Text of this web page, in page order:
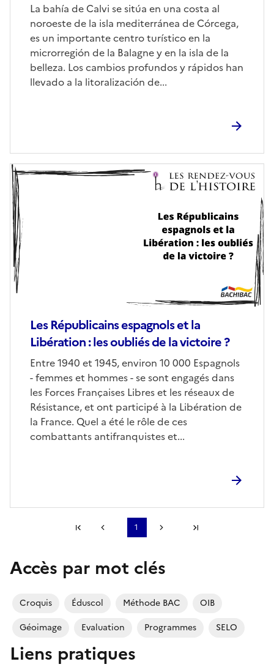
Corps
La bahía de Calvi se sitúa en una costa al
noroeste de la isla mediterránea de Córcega,
es un importante centro turístico en la
microrregión de la Balagne y en la isla de la
belleza. Los cambios profundos y rápidos han
llevado a la litoralización de...
Les Républicains espagnols et la
Libération : les oubliés de la victoire ?
Corps
Entre 1940 et 1945, environ 10 000 Espagnols
- femmes et hommes - se sont engagés dans
les Forces Françaises Libres et les réseaux de
Résistance, et ont participé à la Libération de
la France. Quel a été le rôle de ces
combattants antifranquistes et...
Image
de
couverture
(conseillée)
Première page
Page précédente
1
Page suivanteDernière page
S'abonner à Accordéon
Accès par mot clés
Croquis Éduscol Méthode BAC
OIB
Géoimage
Evaluation Programmes SELO
Liens pratiques